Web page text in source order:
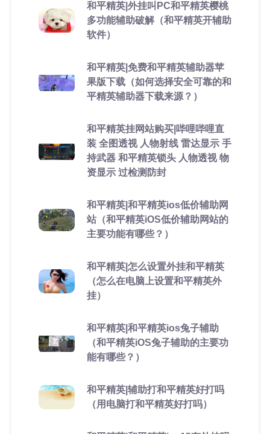
和平精英|外挂叫PC和平精英樱桃
多功能辅助破解（和平精英开辅助
软件）
和平精英|免费和平精英辅助器苹
果版下载（如何选择安全可靠的和
平精英辅助器下载来源？）
和平精英挂网站购买|哔哩哔哩直
装 全图透视 人物射线 雷达显示 手
持武器 和平精英锁头 人物透视 物
资显示 过检测防封
和平精英|和平精英ios低价辅助网
站（和平精英iOS低价辅助网站的
主要功能有哪些？）
和平精英|怎么设置外挂和平精英
（怎么在电脑上设置和平精英外
挂）
和平精英|和平精英ios兔子辅助
（和平精英iOS兔子辅助的主要功
能有哪些？）
和平精英|辅助打和平精英好打吗
（用电脑打和平精英好打吗）